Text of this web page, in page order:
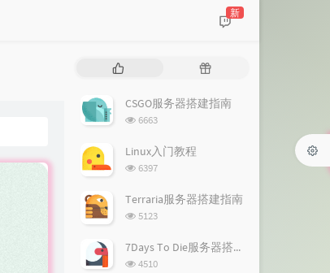
新
文
章
随
文
CSGO服务器搭建指南
浏
次
6663
Linux入门教程
浏
次
6397
Terraria服务器搭建指南
浏
次
数:
5123
7Days To Die服务器搭建指南
浏
4510